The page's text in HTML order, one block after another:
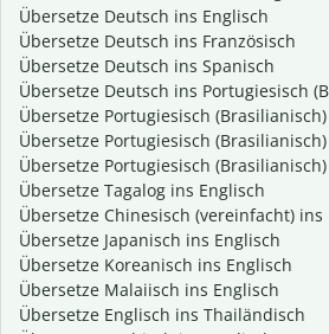
Übersetze Deutsch ins Englisch
Übersetze Deutsch ins Französisch
Übersetze Deutsch ins Spanisch
Übersetze Deutsch ins Portugiesisch
Übersetze Portugiesisch
Übersetze Portugiesisch
Übersetze Portugiesisch
Übersetze Tagalog ins Englisch
Übersetze Chinesisch (vereinfacht) ins
Übersetze Japanisch ins Englisch
Übersetze Koreanisch ins Englisch
Übersetze Malaiisch ins Englisch
Übersetze Englisch ins Thailändisch